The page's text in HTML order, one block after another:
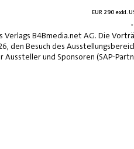
EUR 290 exkl.
Verlags B4Bmedia.net AG. Die
den Besuch des
Aussteller und Sponsoren (SAP-